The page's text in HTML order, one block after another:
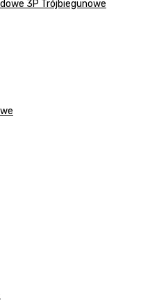
3P Trójbiegunowe